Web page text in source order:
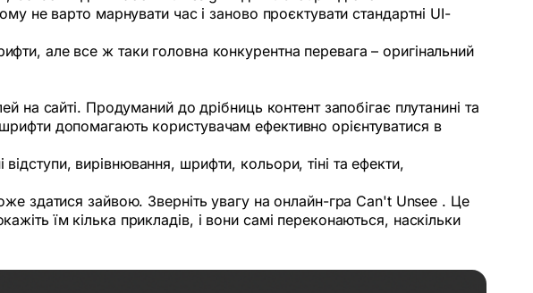
не варто марнувати час і заново проєктувати стандартні UI-
але все ж таки головна конкурентна перевага – оригінальний
на сайті. Продуманий до дрібниць контент запобігає плутанині та
допомагають користувачам ефективно орієнтуватися в
вирівнювання, шрифти, кольори, тіні та ефекти,
здатися зайвою. Зверніть увагу на онлайн-гра Can't Unsee . Це
їм кілька прикладів, і вони самі переконаються, наскільки